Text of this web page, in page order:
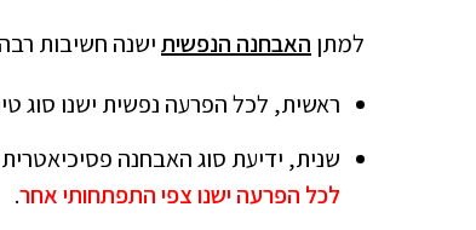
למתן האבחנה הנפשיתישנה חשיבות
ראשית, לכל הפרעה נפשית ישנו סוג
שנית, ידיעת סוג האבחנה
לכל הפרעה ישנו צפי התפתחותי אחר.